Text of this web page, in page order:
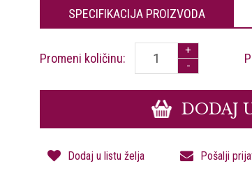
SPECIFIKACIJA PROIZVODA
Promeni količinu:
+
-
DODAJ
Dodaj u listu želja Pošalji